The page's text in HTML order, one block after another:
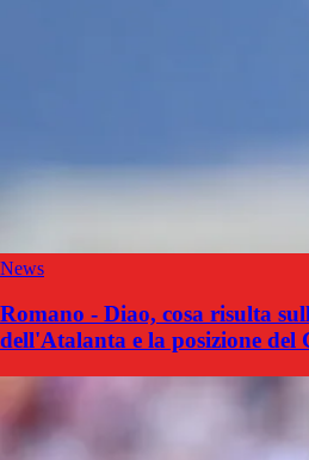
News
Romano - Diao, cosa risulta
dell'Atalanta e la posizione del